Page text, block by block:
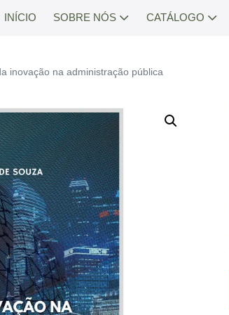
INÍCIO SOBRE NÓS CATÁLOGO
inovação na administração pública